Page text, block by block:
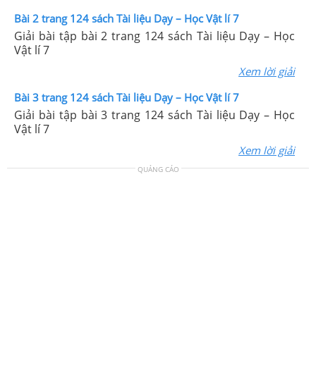
Bài 2 trang 124 sách Tài liệu Dạy – Học Vật lí 7
Giải bài tập bài 2 trang 124 sách Tài liệu Dạy – Học
Vật lí 7
Xem lời giải
Bài 3 trang 124 sách Tài liệu Dạy – Học Vật lí 7
Giải bài tập bài 3 trang 124 sách Tài liệu Dạy – Học
Vật lí 7
Xem lời giải
QUẢNG CÁO